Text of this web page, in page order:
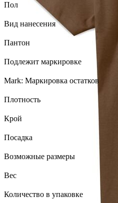
Пол
Вид нанесения
Пантон
Подлежит маркировке
Mark: Маркировка остатков
Плотность
Крой
Посадка
Возможные размеры
Вес
Количество в упаковке